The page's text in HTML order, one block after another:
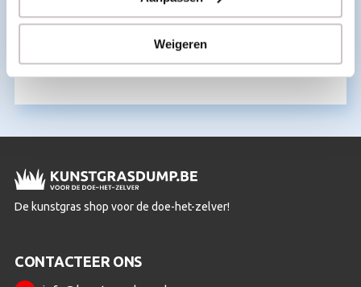
Weigeren
Kunststof drainpanels voor kunstgras
De kunstgras shop voor de doe-het-zelver!
CONTACTEER ONS